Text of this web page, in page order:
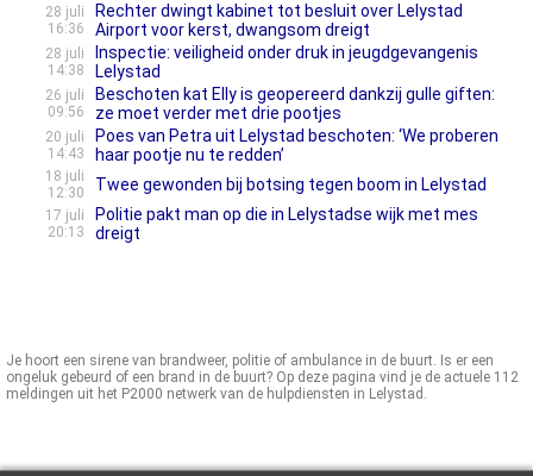
28 juli
16:36
Rechter dwingt kabinet tot besluit over Lelystad
Airport voor kerst, dwangsom dreigt
28 juli
14:38
Inspectie: veiligheid onder druk in jeugdgevangenis
Lelystad
26 juli
09:56
Beschoten kat Elly is geopereerd dankzij gulle giften:
ze moet verder met drie pootjes
20 juli
14:43
Poes van Petra uit Lelystad beschoten: ‘We proberen
haar pootje nu te redden’
18 juli
12:30
Twee gewonden bij botsing tegen boom in Lelystad
17 juli
20:13
Politie pakt man op die in Lelystadse wijk met mes
dreigt
Je hoort een sirene van brandweer, politie of ambulance in de buurt. Is er een
ongeluk gebeurd of een brand in de buurt? Op deze pagina vind je de actuele 112
meldingen uit het P2000 netwerk van de hulpdiensten in Lelystad.